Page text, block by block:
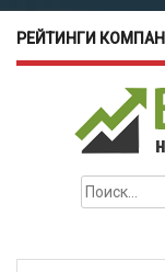
РЕЙТИНГИ
Найти: